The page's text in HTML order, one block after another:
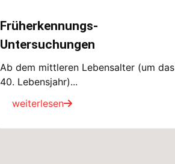
Früherkennungs-
Untersuchungen
Ab dem mittleren Lebensalter (um das
40. Lebensjahr)...
weiterlesen